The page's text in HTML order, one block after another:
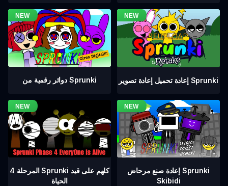
دوائر رقمية من Sprunki إعادة تحميل إعادة تصوير Sprunki
المرحلة 4 Sprunki كلهم على قيد
الحياة
إعادة صنع مرحاض Sprunki
Skibidi